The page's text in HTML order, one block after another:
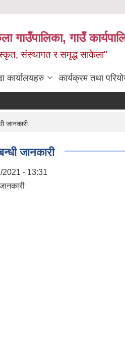
गाउँपालिका, गाउँ
संस्थागत र समृद्ध साकेला"
कार्यालयहरु कार्यक्रम तथा
जानकारी
जानकारी
2021 - 13:31